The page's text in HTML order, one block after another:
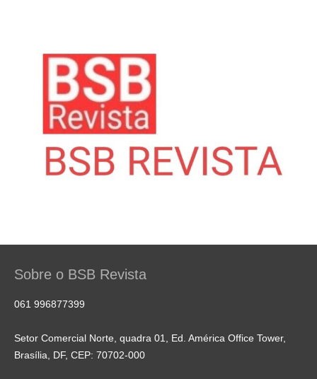
Sobre o BSB Revista
061 996877399
Setor Comercial Norte, quadra 01, Ed. América Office Tower,
Brasília, DF, CEP: 70702-000